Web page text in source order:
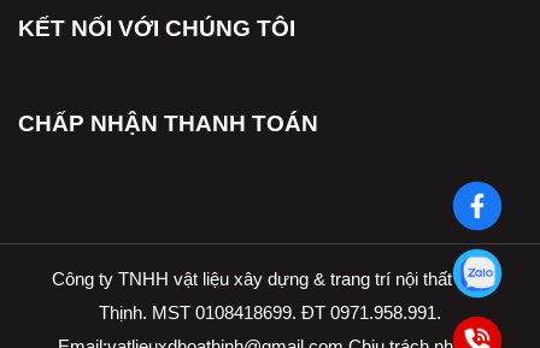
KẾT NỐI VỚI CHÚNG TÔI
CHẤP NHẬN THANH TOÁN
Công ty TNHH vật liệu xây dựng & trang trí nội thất Hòa
Thịnh. MST 0108418699. ĐT 0971.958.991.